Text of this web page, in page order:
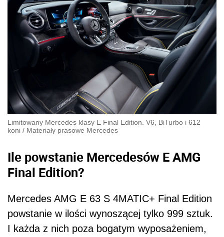
Limitowany Mercedes klasy E Final Edition. V6, BiTurbo i 612
koni / Materiały prasowe Mercedes
Ile powstanie Mercedesów E AMG
Final Edition?
Mercedes AMG E 63 S 4MATIC+ Final Edition
powstanie w ilości wynoszącej tylko 999 sztuk.
I każda z nich poza bogatym wyposażeniem,